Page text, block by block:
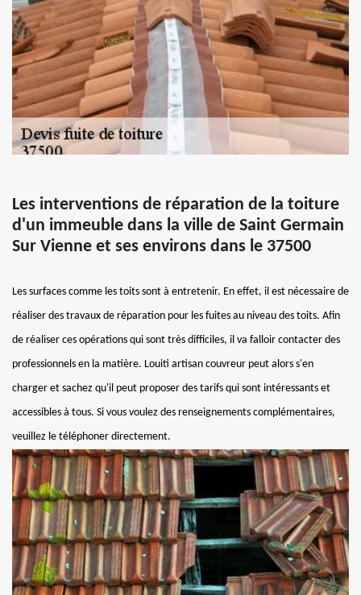
Les interventions de réparation de la toiture
d'un immeuble dans la ville de Saint Germain
Sur Vienne et ses environs dans le 37500
Les surfaces comme les toits sont à entretenir. En effet, il est nécessaire de
réaliser des travaux de réparation pour les fuites au niveau des toits. Afin
de réaliser ces opérations qui sont très difficiles, il va falloir contacter des
professionnels en la matière. Louiti artisan couvreur peut alors s'en
charger et sachez qu'il peut proposer des tarifs qui sont intéressants et
accessibles à tous. Si vous voulez des renseignements complémentaires,
veuillez le téléphoner directement.